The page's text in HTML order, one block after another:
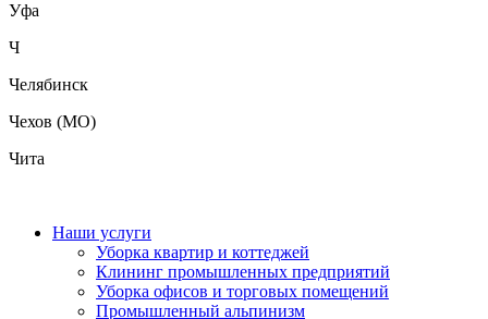
Уфа
Ч
Челябинск
Чехов (МО)
Чита
Наши услуги
Уборка квартир и коттеджей
Клининг промышленных предприятий
Уборка офисов и торговых помещений
Промышленный альпинизм